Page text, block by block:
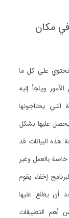
مكان
تحتوي على كل ما
ويلجأ إليه
التي يحتاجونها
عليها بشكل
البيانات قد
بالعمل وغير
إخفاء يقوم
أن يطلع عليها
أهم التطبيقات